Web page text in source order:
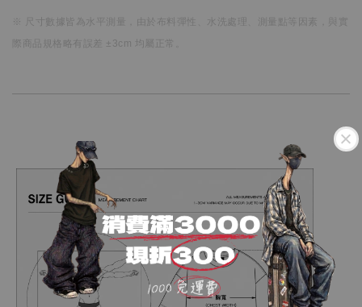
※ 尺寸數據皆為水平測量， 由於布料彈性、水洗處理、測量點等因素，
際商品規格略有誤差 ±3cm 均屬正常。